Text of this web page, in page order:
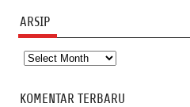
ARSIP
Arsip
KOMENTAR TERBARU